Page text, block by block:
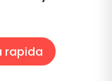
rapida